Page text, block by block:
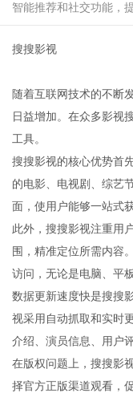
智能推荐和社交功能，
搜搜影视
随着互联网技术的不断
日益增加。在众多影视
工具。
搜搜影视的核心优势首
的电影、电视剧、综艺
面，使用户能够一站式
此外，搜搜影视注重用
围，精准定位所需内容
访问，无论是电脑、平
数据更新速度快是搜搜
视采用自动抓取和实时
介绍、演员信息、用户
在版权问题上，搜搜影
择官方正版渠道观看，